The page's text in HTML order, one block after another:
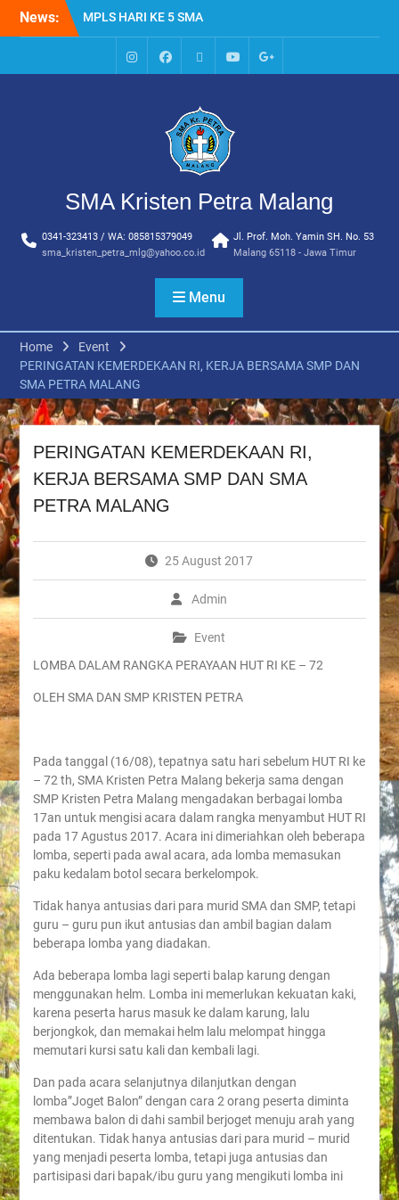
News:
HARI KE EMPAT SMA
MPLS HARI KE TIGA SMA
LINGKUNGAN SEKOLAH DI
SMA KRISTEN PETRA
PEMBUKAAN TAHUN
AJARAN BARU YBPK
PETRA MALANG
IG
FacebookWhatsappYoutubeGoogle+
SMA Kristen Petra Malang
0341-323413 / WA: 085815379049
sma_kristen_petra_mlg@yahoo.co.id
Jl. Prof. Moh. Yamin SH. No. 53
Malang 65118 - Jawa Timur
Menu
Home
Event
PERINGATAN KEMERDEKAAN RI, KERJA BERSAMA SMP DAN
SMA PETRA MALANG
PERINGATAN KEMERDEKAAN RI,
KERJA BERSAMA SMP DAN SMA
PETRA MALANG
25 August 2017
Admin
Event
LOMBA DALAM RANGKA PERAYAAN HUT RI KE – 72
OLEH SMA DAN SMP KRISTEN PETRA
Pada tanggal (16/08), tepatnya satu hari sebelum HUT RI ke
– 72 th, SMA Kristen Petra Malang bekerja sama dengan
SMP Kristen Petra Malang mengadakan berbagai lomba
17an untuk mengisi acara dalam rangka menyambut HUT RI
pada 17 Agustus 2017. Acara ini dimeriahkan oleh beberapa
lomba, seperti pada awal acara, ada lomba memasukan
paku kedalam botol secara berkelompok.
Tidak hanya antusias dari para murid SMA dan SMP, tetapi
guru – guru pun ikut antusias dan ambil bagian dalam
beberapa lomba yang diadakan.
Ada beberapa lomba lagi seperti balap karung dengan
menggunakan helm. Lomba ini memerlukan kekuatan kaki,
karena peserta harus masuk ke dalam karung, lalu
berjongkok, dan memakai helm lalu melompat hingga
memutari kursi satu kali dan kembali lagi.
Dan pada acara selanjutnya dilanjutkan dengan
lomba”Joget Balon” dengan cara 2 orang peserta diminta
membawa balon di dahi sambil berjoget menuju arah yang
ditentukan. Tidak hanya antusias dari para murid – murid
yang menjadi peserta lomba, tetapi juga antusias dan
partisipasi dari bapak/ibu guru yang mengikuti lomba ini